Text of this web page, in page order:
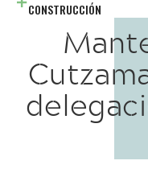
CONSTRUCCIÓN